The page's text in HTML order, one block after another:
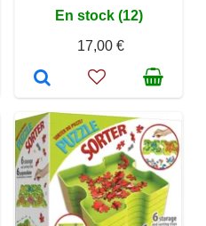
En stock (12)
17,00 €